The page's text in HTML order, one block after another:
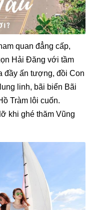
quan đẳng cấp,
Hải Đăng với tầm
đầy ấn tượng, đồi Con
linh, bãi biển Bãi
Tràm lôi cuốn.
khi ghé thăm Vũng